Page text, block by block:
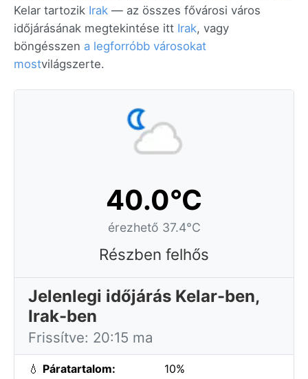
Kelar tartozik Irak — az összes fővárosi város
időjárásának megtekintése itt Irak, vagy
böngésszen a legforróbb városokat
mostvilágszerte.
40.0°C
érezhető 37.4°C
Részben felhős
Jelenlegi időjárás Kelar-ben,
Irak-ben
Frissítve: 20:15 ma
💧 Páratartalom: 10%